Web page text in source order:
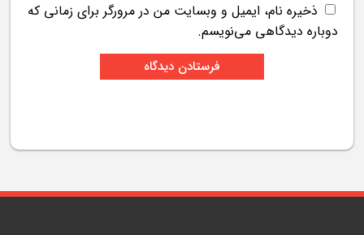
ذخیره نام، ایمیل و وبسایت من در مرورگر برای زمانی که
دوباره دیدگاهی می‌نویسم.